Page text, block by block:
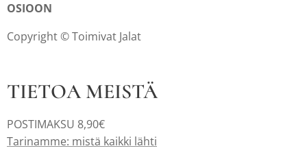
OSIOON
Copyright © Toimivat Jalat
TIETOA MEISTÄ
POSTIMAKSU 8,90€
Tarinamme: mistä kaikki lähti